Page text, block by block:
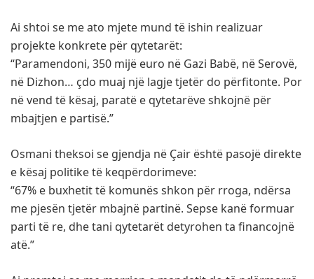
Ai shtoi se me ato mjete mund të ishin realizuar
projekte konkrete për qytetarët:
“Paramendoni, 350 mijë euro në Gazi Babë, në Serovë,
në Dizhon… çdo muaj një lagje tjetër do përfitonte. Por
në vend të kësaj, paratë e qytetarëve shkojnë për
mbajtjen e partisë.”
Osmani theksoi se gjendja në Çair është pasojë direkte
e kësaj politike të keqpërdorimeve:
“67% e buxhetit të komunës shkon për rroga, ndërsa
me pjesën tjetër mbajnë partinë. Sepse kanë formuar
parti të re, dhe tani qytetarët detyrohen ta financojnë
atë.”